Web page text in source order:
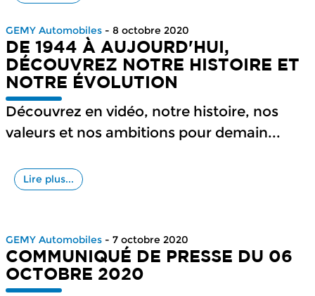
GEMY Automobiles - 8 octobre 2020
DE 1944 À AUJOURD'HUI,
DÉCOUVREZ NOTRE HISTOIRE ET
NOTRE ÉVOLUTION
Découvrez en vidéo, notre histoire, nos
valeurs et nos ambitions pour demain...
Lire plus...
GEMY Automobiles - 7 octobre 2020
COMMUNIQUÉ DE PRESSE DU 06
OCTOBRE 2020